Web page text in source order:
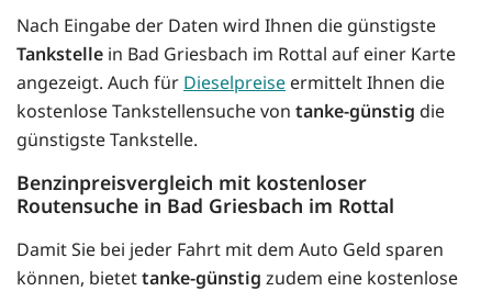
Nach Eingabe der Daten wird Ihnen die günstigste
Tankstelle in Bad Griesbach im Rottal auf einer Karte
angezeigt. Auch für Dieselpreise ermittelt Ihnen die
kostenlose Tankstellensuche von tanke-günstig die
günstigste Tankstelle.
Benzinpreisvergleich mit kostenloser
Routensuche in Bad Griesbach im Rottal
Damit Sie bei jeder Fahrt mit dem Auto Geld sparen
können, bietettanke-günstig zudem eine kostenlose